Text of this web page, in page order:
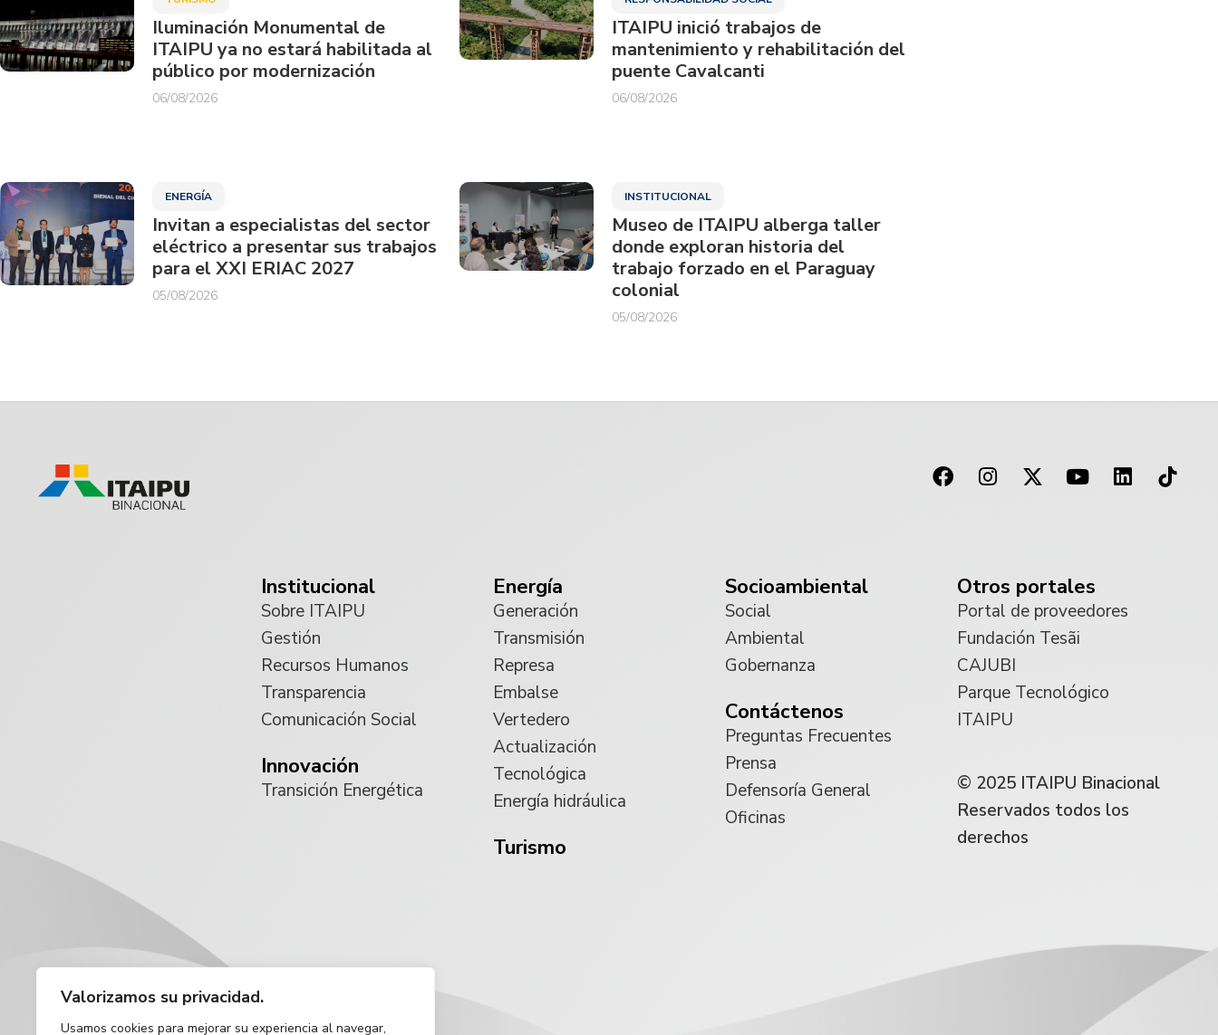
Valorizamos su privacidad.
Usamos cookies para mejorar su experiencia al navegar,
Iluminación Monumental de
ITAIPU ya no estará habilitada al
público por modernización
06/08/2026
ITAIPU inició trabajos de
mantenimiento y rehabilitación del
puente Cavalcanti
06/08/2026
ENERGÍA
Invitan a especialistas del sector
eléctrico a presentar sus trabajos
para el XXI ERIAC 2027
05/08/2026
INSTITUCIONAL
Museo de ITAIPU alberga taller
donde exploran historia del
trabajo forzado en el Paraguay
colonial
05/08/2026
Institucional
Sobre ITAIPU
Gestión
Recursos Humanos
Transparencia
Comunicación Social
Innovación
Transición Energética
Energía
Generación
Transmisión
Represa
Embalse
Vertedero
Actualización
Tecnológica
Energía hidráulica
Turismo
Socioambiental
Social
Ambiental
Gobernanza
Contáctenos
Preguntas Frecuentes
Prensa
Defensoría General
Oficinas
Otros portales
Portal de proveedores
Fundación Tesãi
CAJUBI
Parque Tecnológico
ITAIPU
© 2025 ITAIPU Binacional
Reservados todos los
derechos